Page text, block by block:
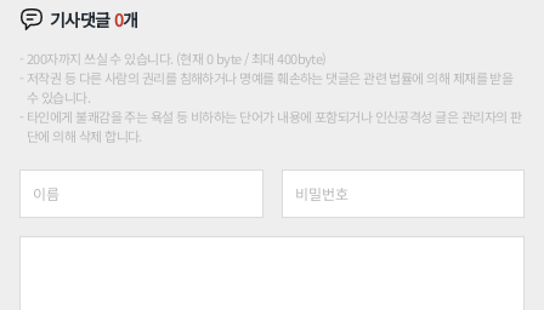
기사댓글0개
200자까지 쓰실 수 있습니다. (현재 0 byte / 최대 400byte)
저작권 등 다른 사람의 권리를 침해하거나 명예를 훼손하는 댓글은 관련 법률에 의해 제재를 받을
수 있습니다.
타인에게 불쾌감을 주는 욕설 등 비하하는 단어가 내용에 포함되거나 인신공격성 글은 관리자의 판
단에 의해 삭제 합니다.